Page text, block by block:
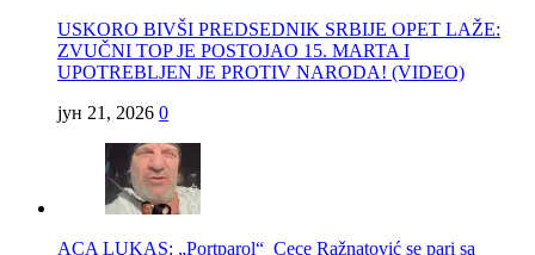
USKORO BIVŠI PREDSEDNIK SRBIJE OPET LAŽE:
ZVUČNI TOP JE POSTOJAO 15. MARTA I
UPOTREBLJEN JE PROTIV NARODA! (VIDEO)
јун 21, 2026 0
ACA LUKAS: „Portparol“ Cece Ražnatović se pari sa